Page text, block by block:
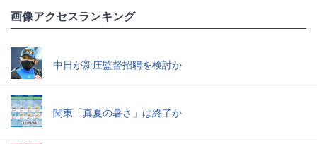
画像アクセスランキング
中日が新庄監督招聘を検討か
関東「真夏の暑さ」は終了か